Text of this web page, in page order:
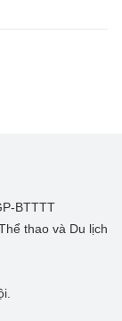
BTTTT
thao và Du lịch